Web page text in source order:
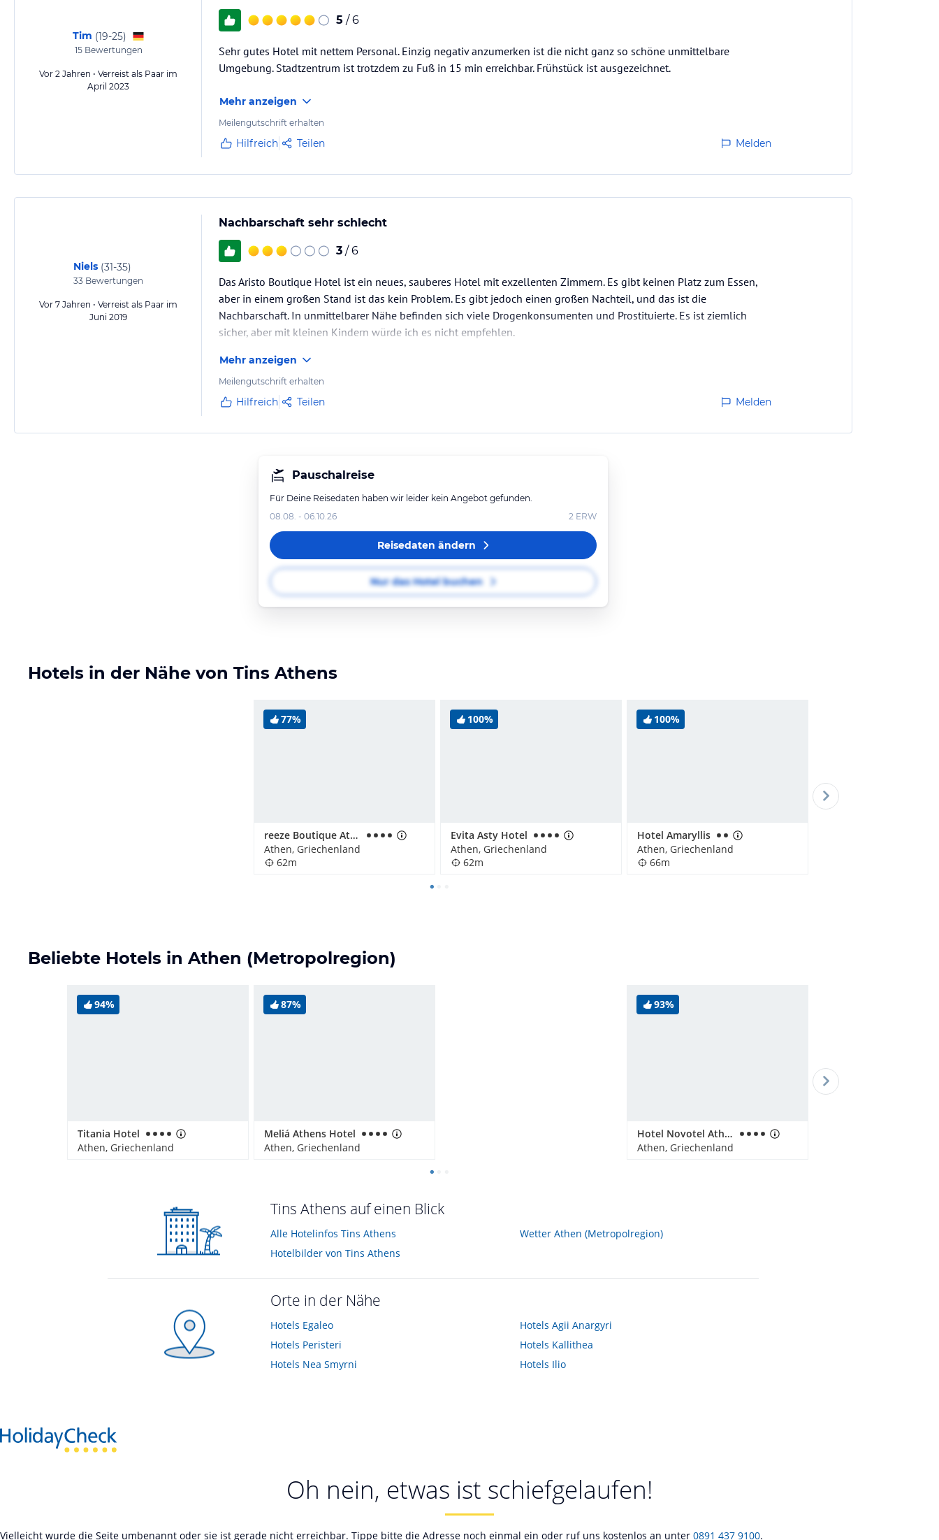
Tim (19-25)
15Bewertungen
Vor 2 Jahren • Verreist als Paar im
April 2023
5 / 6
Sehr gutes Hotel mit nettem Personal. Einzig negativ anzumerken ist die nicht ganz so schöne unmittelbare
Umgebung. Stadtzentrum ist trotzdem zu Fuß in 15 min erreichbar. Frühstück ist ausgezeichnet.
Mehr anzeigen
Meilengutschrift erhalten
Hilfreich Teilen Melden
Niels (31-35)
33 Bewertungen
Vor 7 Jahren • Verreist als Paar im
Juni 2019
Nachbarschaft sehr schlecht
3 / 6
Das Aristo Boutique Hotel ist ein neues, sauberes Hotel mit exzellenten Zimmern. Es gibt keinen Platz zum Essen,
aber in einem großen Stand ist das kein Problem. Es gibt jedoch einen großen Nachteil, und das ist die
Nachbarschaft. In unmittelbarer Nähe befinden sich viele Drogenkonsumenten und Prostituierte. Es ist ziemlich
sicher, aber mit kleinen Kindern würde ich es nicht empfehlen.
Mehr anzeigen
Meilengutschrift erhalten
Hilfreich Teilen Melden
Pauschalreise
Für Deine Reisedaten haben wir leider kein Angebot gefunden.
08.08. - 06.10.26
2 ERW
Reisedaten ändern
Nur das Hotel buchen
Hotels in der Nähe von Tins Athens
77%
reeze Boutique Athens by Prima Hotels
Athen, Griechenland
62m
100%
Evita Asty Hotel
Athen, Griechenland
62m
100%
Hotel Amaryllis
Athen, Griechenland
66m
Beliebte Hotels in Athen (Metropolregion)
94%
Titania Hotel
Athen, Griechenland
87%
Meliá Athens Hotel
Athen, Griechenland
93%
Hotel Novotel Athen
Athen, Griechenland
Tins Athens auf einen Blick
Alle Hotelinfos Tins Athens
Hotelbilder von Tins Athens
Wetter Athen (Metropolregion)
Orte in der Nähe
Hotels Egaleo
Hotels Peristeri
Hotels Nea Smyrni
Hotels Agii Anargyri
Hotels Kallithea
Hotels Ilio
Oh nein, etwas ist schiefgelaufen!
Vielleicht wurde die Seite umbenannt oder sie ist gerade nicht erreichbar. Tippe bitte die Adresse noch einmal ein oder ruf uns kostenlos an unter 0891 437 9100.